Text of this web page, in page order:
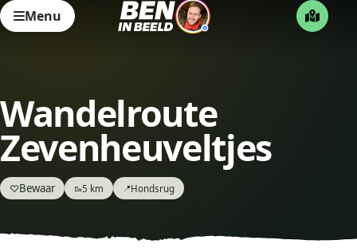
Menu
Wandelroute
Zevenheuveltjes
♡Bewaar 🥾5 km 📍Hondsrug